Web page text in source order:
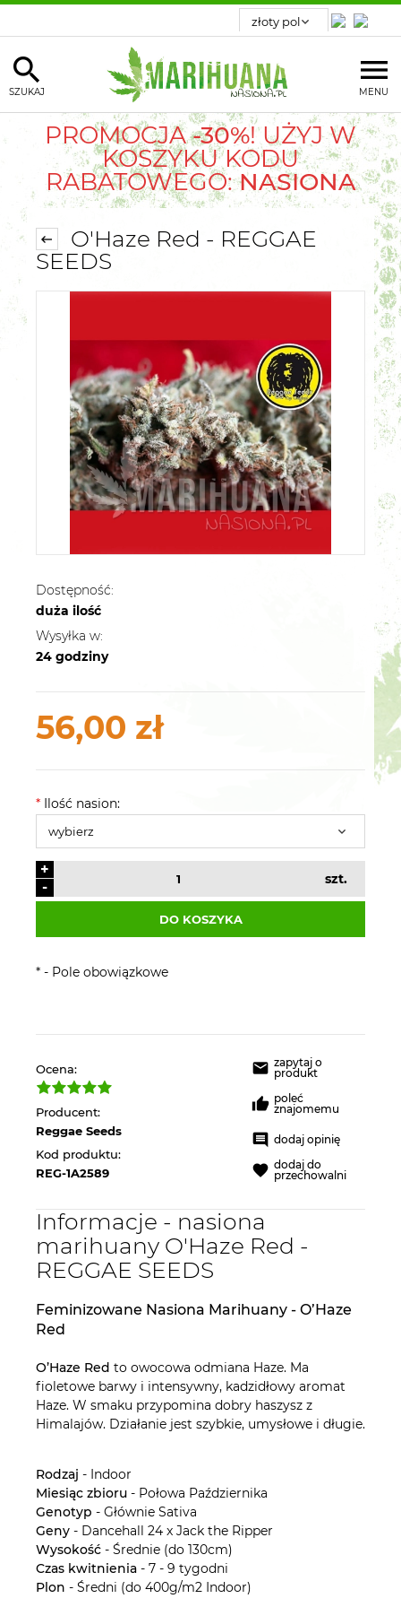
MENU
SZUKAJ
PROMOCJA-30%! UŻYJ W
KOSZYKU KODU
RABATOWEGO:NASIONA
O'Haze Red - REGGAE
SEEDS
Dostępność:
duża ilość
Wysyłka w:
24 godziny
56,00 zł
* Ilość nasion:
-
+
szt.
DO KOSZYKA
* - Pole obowiązkowe
Ocena:
Producent:
Reggae Seeds
Kod produktu:
REG-1A2589
zapytaj o
produkt
poleć
znajomemu
dodaj opinię
dodaj do
przechowalni
Informacje - nasiona
marihuany O'Haze Red -
REGGAE SEEDS
Feminizowane Nasiona Marihuany - O’Haze
Red
O’Haze Red to owocowa odmiana Haze. Ma
fioletowe barwy i intensywny, kadzidłowy aromat
Haze. W smaku przypomina dobry haszysz z
Himalajów. Działanie jest szybkie, umysłowe i długie.
Rodzaj - Indoor
Miesiąc zbioru - Połowa Października
Genotyp - Głównie Sativa
Geny - Dancehall 24 x Jack the Ripper
Wysokość - Średnie (do 130cm)
Czas kwitnienia - 7 - 9 tygodni
Plon - Średni (do 400g/m2 Indoor)